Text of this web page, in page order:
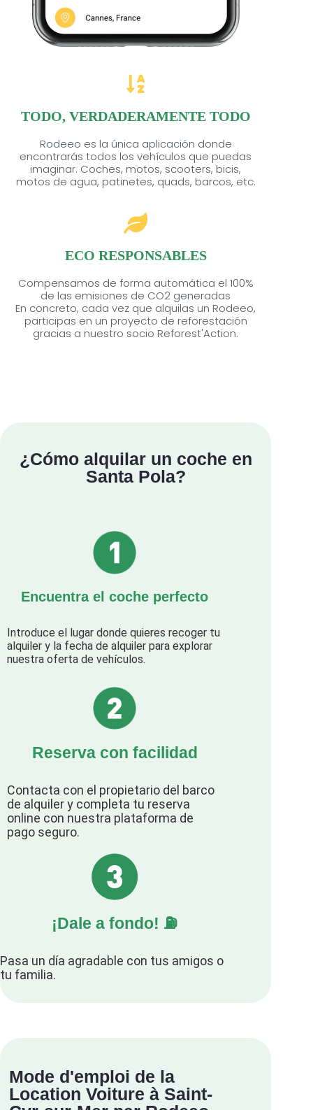
TODO, VERDADERAMENTE TODO
Rodeeo es la única aplicación donde
encontrarás todos los vehículos que puedas
imaginar. Coches, motos, scooters, bicis,
motos de agua, patinetes, quads, barcos, etc.
ECO RESPONSABLES
Compensamos de forma automática el 100%
de las emisiones de CO2 generadas
En concreto, cada vez que alquilas un Rodeeo,
participas en un proyecto de reforestación
gracias a nuestro socio Reforest'Action.
¿Cómo alquilar un coche en
Santa Pola?
Encuentra el coche perfecto
Introduce el lugar donde quieres recoger tu
alquiler y la fecha de alquiler para explorar
nuestra oferta de vehículos.
Reserva con facilidad
Contacta con el propietario del barco
de alquiler y completa tu reserva
online con nuestra plataforma de
pago seguro.
¡Dale a fondo! ⛽️
Pasa un día agradable con tus amigos o
tu familia.
Mode d'emploi de la
Location Voiture à Saint-